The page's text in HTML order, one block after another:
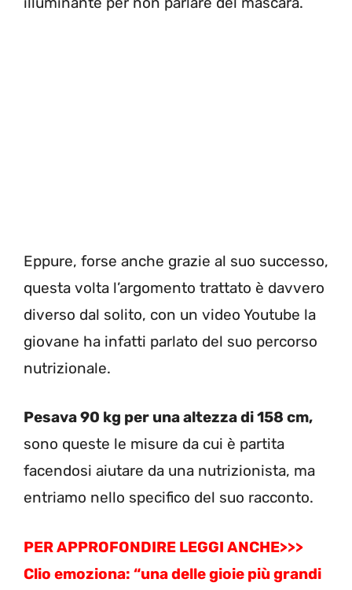
Eppure, forse anche grazie al suo successo,
questa volta l’argomento trattato è davvero
diverso dal solito, con un video Youtube la
giovane ha infatti parlato del suo percorso
nutrizionale.
Pesava 90 kg per una altezza di 158 cm,
sono queste le misure da cui è partita
facendosi aiutare da una nutrizionista, ma
entriamo nello specifico del suo racconto.
PER APPROFONDIRE LEGGI ANCHE>>>
Clio emoziona: “una delle gioie più grandi